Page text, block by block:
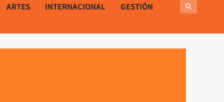
ARTES INTERNACIONAL GESTIÓN